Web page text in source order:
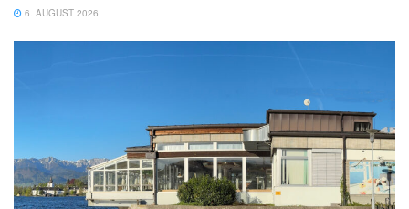
6. AUGUST 2026